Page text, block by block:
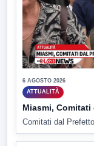
6 AGOSTO 2026
ATTUALITÀ
Miasmi,
Comitati dal